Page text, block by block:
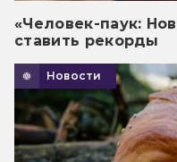
«Человек-паук:
ставить рекорды
Новости